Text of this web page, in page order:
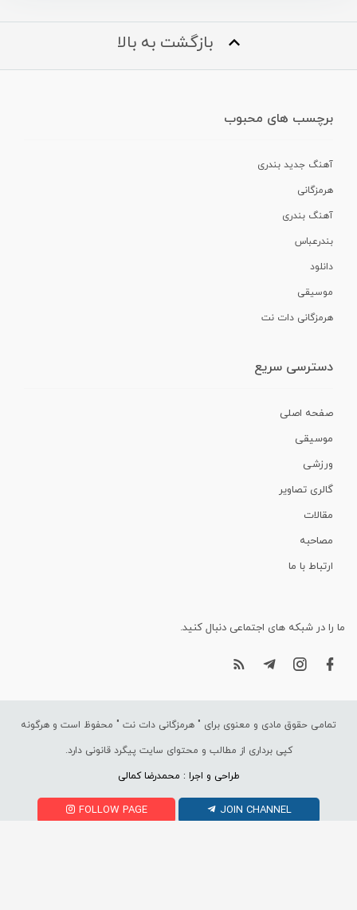
بازگشت به بالا
برچسب های محبوب
آهنگ جدید بندری
هرمزگانی
آهنگ بندری
بندرعباس
دانلود
موسیقی
هرمزگانی دات نت
دسترسی سریع
صفحه اصلی
موسیقی
ورزشی
گالری تصاویر
مقالات
مصاحبه
ارتباط با ما
ما را در شبکه های اجتماعی دنبال کنید.
تمامی حقوق مادی و معنوی برای " هرمزگانی دات نت " محفوظ است و هرگونه
کپی برداری از مطالب و محتوای سایت پیگرد قانونی دارد.
طراحی و اجرا : محمدرضا کمالی
FOLLOW PAGE JOIN CHANNEL